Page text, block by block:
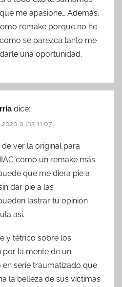
me apasione… Además,
remake porque no he
se parezca tanto me
una oportunidad.
dice:
a las 11:07
ver la original para
como un remake más
que me diera pie a
dar pie a las
lastrar tu opinión
así.
y tétrico sobre los
la mente de un
en serie traumatizado que
la belleza de sus víctimas